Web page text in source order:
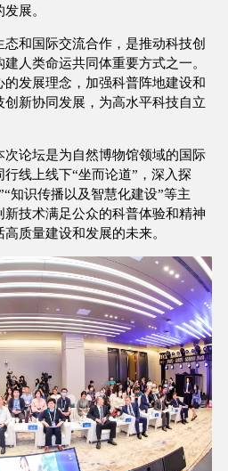
展。
和国际交流合作，是推动科技创
人类命运共同体重要方式之一。
发展理念，加强科普阵地建设和
新协同发展，为高水平科技自立
论坛是为自然博物馆领域的国际
线上线下“坐而论道”，深入探
知识传播以及智慧化建设”等主
技术满足公众的科普体验和精神
质量建设和发展的未来。